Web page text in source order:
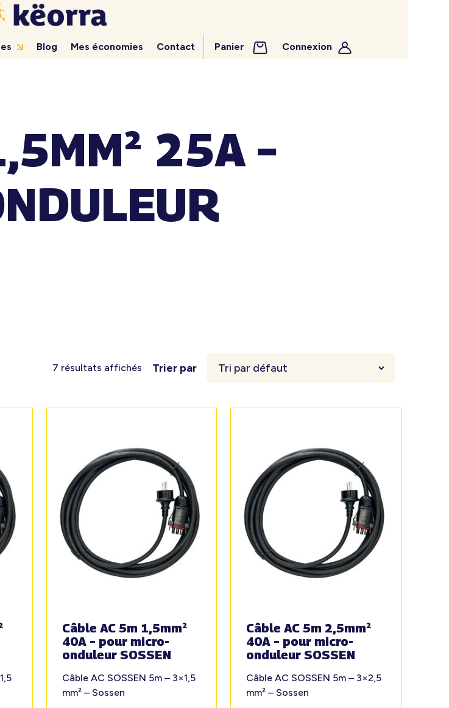
Blog Mes économies Contact Panier Connexion
25A –
7 résultats affichés Trier par
Câble AC 5m 1,5mm²
40A – pour micro-
onduleur SOSSEN
Câble AC SOSSEN 5m – 3×1,5
mm² – Sossen
Câble AC 5m 2,5mm²
40A – pour micro-
onduleur SOSSEN
Câble AC SOSSEN 5m – 3×2,5
mm² – Sossen